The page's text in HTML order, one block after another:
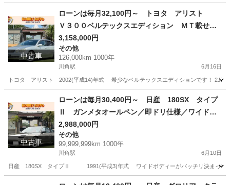
川角駅 その他
中古車
ローンは毎月32,100円～ トヨタ アリスト
Ｖ３００ベルテックスエディション ＭＴ載せ替
え公認取得済み／２ＪＺターボ／純正１７ｉｎア
ルミホイール／ＧＰＳＰＯＲＴＳ車高調／トラス
トＡＩＲＮＩＸエアクリーナー／砲弾マフラー／
3,158,000円
その他
126,000km 1000年
川角駅 6月16日
トヨタ アリスト 2002(平成14)年式 希少なベルテックスエディションです！ 2JZサ
川角駅 その他 本革
中古車
ローンは毎月30,400円～ 日産 180SX タイプ
Ⅱ ガンメタオールペン／即ドリ仕様／ワイドボ
ディーキット／強化クラッチ／フロント４ＰＯＴ
キャリパー／ギャレットタービン／ＡＲＣインタ
ークーラー／エムズエアクリーナー／Ｄ－ＭＡＸ
2,988,000円
その他
99,999,999km 1000年
川角駅 6月10日
日産 180SX タイプⅡ 1991(平成3)年式 ワイドボディーがバッチリ決まっている
川角駅 その他